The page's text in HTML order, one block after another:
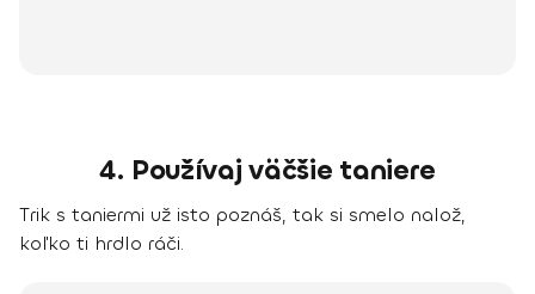
4. Používaj väčšie taniere
Trik s taniermi už isto poznáš, tak si smelo nalož,
koľko ti hrdlo ráči.